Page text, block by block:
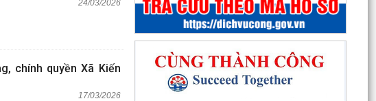
24/03/2026
chính quyền Xã Kiến
17/03/2026